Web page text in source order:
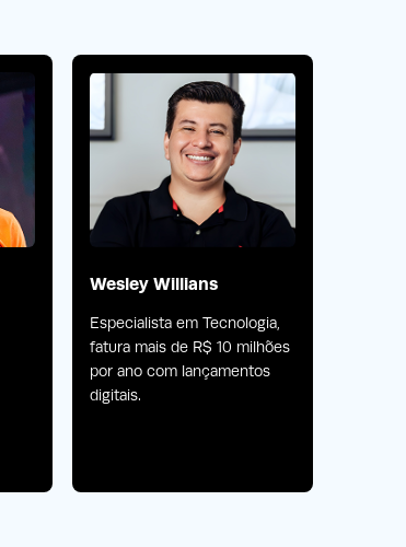
Wesley Willians
Especialista em Tecnologia,
fatura mais de R$ 10 milhões
por ano com lançamentos
digitais.